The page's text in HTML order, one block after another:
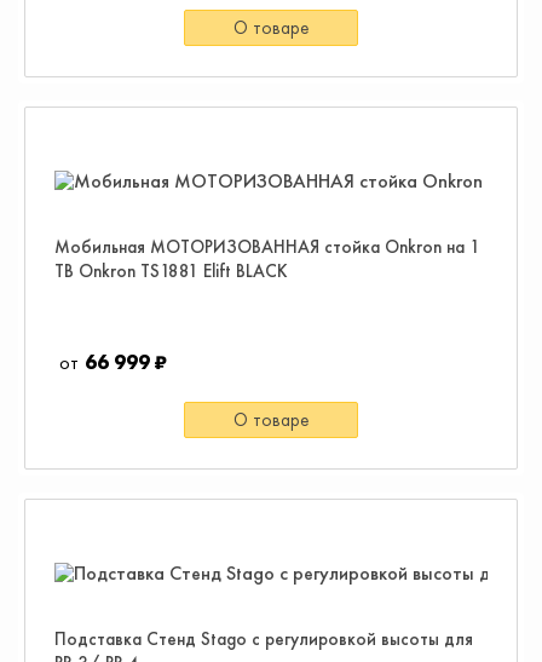
О товаре
Мобильная МОТОРИЗОВАННАЯ стойка Onkron на 1
ТВ Onkron TS1881 Elift BLACK
66 999 ₽
О товаре
Подставка Стенд Stago с регулировкой высоты для